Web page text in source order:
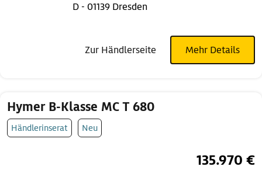
D - 01139 Dresden
Zur Händlerseite Mehr Details
Hymer B-Klasse MC T 680
Händlerinserat Neu
135.970 €